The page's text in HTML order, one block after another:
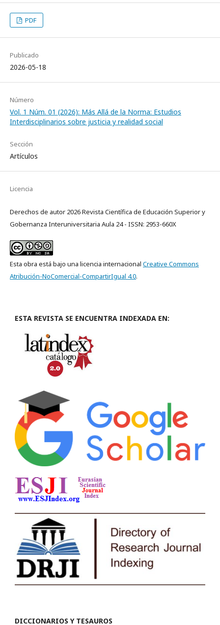
PDF
Publicado
2026-05-18
Número
Vol. 1 Núm. 01 (2026): Más Allá de la Norma: Estudios
Interdisciplinarios sobre justicia y realidad social
Sección
Artículos
Licencia
Derechos de autor 2026 Revista Científica de Educación Superior y
Gobernanza Interuniversitaria Aula 24 - ISSN: 2953-660X
Esta obra está bajo una licencia internacional Creative Commons
Atribución-NoComercial-CompartirIgual 4.0.
ESTA REVISTA SE ENCUENTRA INDEXADA EN:
DICCIONARIOS Y TESAUROS